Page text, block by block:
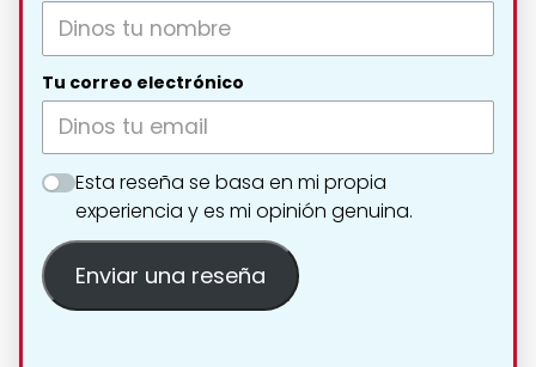
Tu correo electrónico
Esta reseña se basa en mi propia
experiencia y es mi opinión genuina.
Enviar una reseña